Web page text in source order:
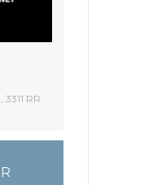
RR